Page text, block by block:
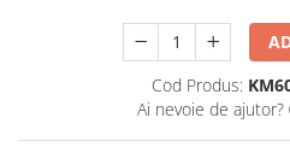
Cod Produs:
Ai nevoie de ajutor?